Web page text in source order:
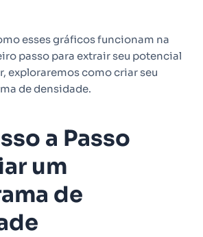
esses gráficos funcionam na
passo para extrair seu potencial
exploraremos como criar seu
de densidade.
a Passo
um
de